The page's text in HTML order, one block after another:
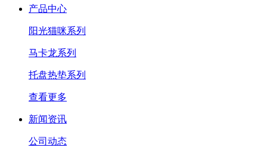
产品中心
阳光猫咪系列
马卡龙系列
托盘热垫系列
查看更多
新闻资讯
公司动态